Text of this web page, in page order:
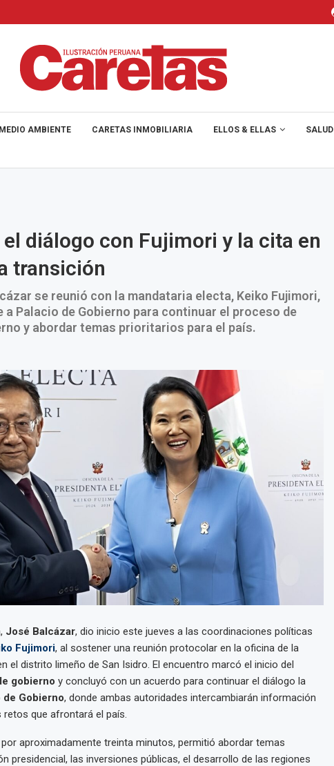
MEDIO AMBIENTE CARETAS INMOBILIARIA ELLOS & ELLAS SALUD
diálogo con Fujimori y la cita en
transición
se reunió con la mandataria electa, Keiko Fujimori,
Palacio de Gobierno para continuar el proceso de
y abordar temas prioritarios para el país.
José Balcázar, dio inicio este jueves a las coordinaciones políticas
Fujimori, al sostener una reunión protocolar en la oficina de la
el distrito limeño de San Isidro. El encuentro marcó el inicio del
gobierno y concluyó con un acuerdo para continuar el diálogo la
de Gobierno, donde ambas autoridades intercambiarán información
que afrontará el país.
aproximadamente treinta minutos, permitió abordar temas
presidencial, las inversiones públicas, el desarrollo de las regiones